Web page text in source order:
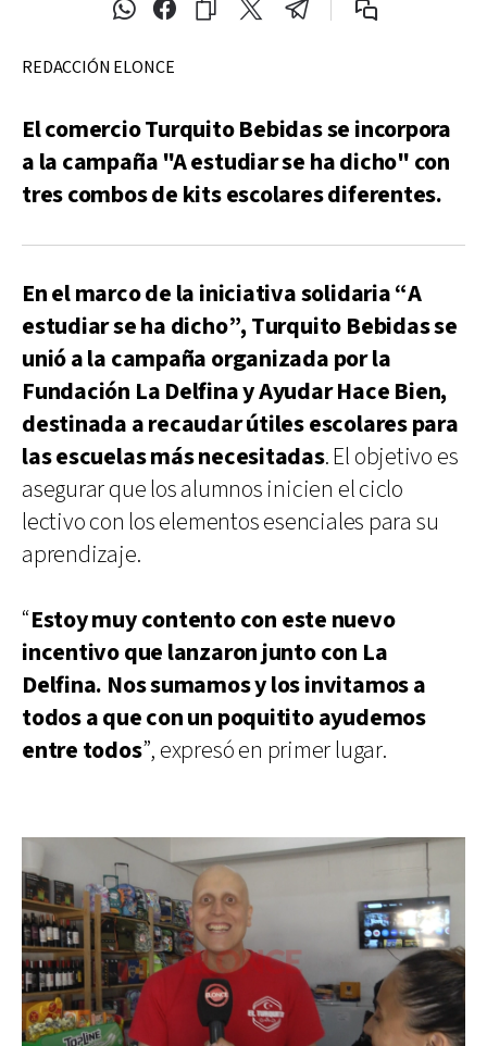
REDACCIÓN ELONCE
El comercio Turquito Bebidas se incorpora
a la campaña "A estudiar se ha dicho" con
tres combos de kits escolares diferentes.
En el marco de la iniciativa solidaria “A
estudiar se ha dicho”, Turquito Bebidas se
unió a la campaña organizada por la
Fundación La Delfina y Ayudar Hace Bien,
destinada a recaudar útiles escolares para
las escuelas más necesitadas. El objetivo es
asegurar que los alumnos inicien el ciclo
lectivo con los elementos esenciales para su
aprendizaje.
“Estoy muy contento con este nuevo
incentivo que lanzaron junto con La
Delfina. Nos sumamos y los invitamos a
todos a que con un poquitito ayudemos
entre todos”, expresó en primer lugar.